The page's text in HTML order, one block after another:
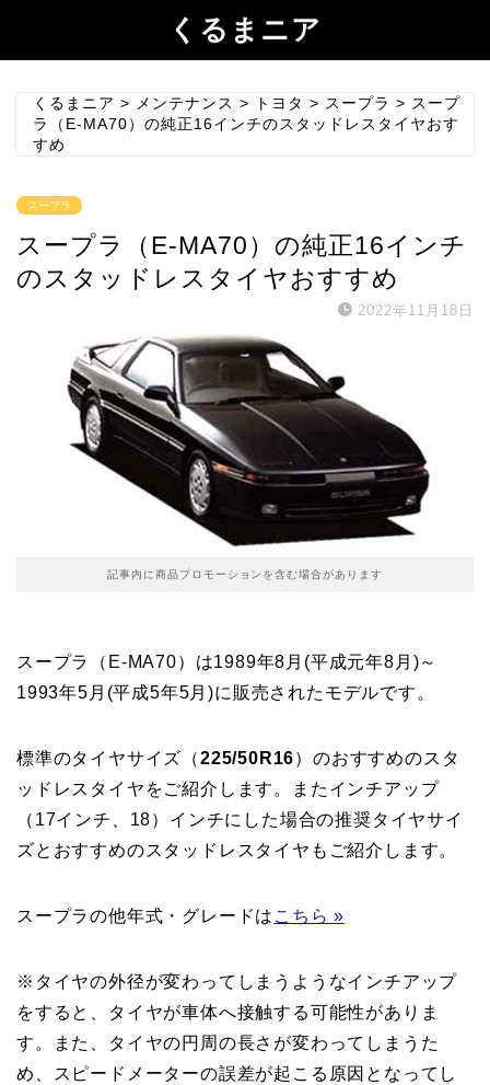
くるまニア
くるまニア > メンテナンス > トヨタ > スープラ > スープ
ラ（E-MA70）の純正16インチのスタッドレスタイヤおす
すめ
スープラ
スープラ（E-MA70）の純正16インチ
のスタッドレスタイヤおすすめ
2022年11月18日
記事内に商品プロモーションを含む場合があります
スープラ（E-MA70）は1989年8月(平成元年8月)～
1993年5月(平成5年5月)に販売されたモデルです。
標準のタイヤサイズ（225/50R16）のおすすめのスタ
ッドレスタイヤをご紹介します。またインチアップ
（17インチ、18）インチにした場合の推奨タイヤサイ
ズとおすすめのスタッドレスタイヤもご紹介します。
スープラの他年式・グレードは こちら »
※タイヤの外径が変わってしまうようなインチアップ
をすると、タイヤが車体へ接触する可能性がありま
す。また、タイヤの円周の長さが変わってしまうた
め、スピードメーターの誤差が起こる原因となってし